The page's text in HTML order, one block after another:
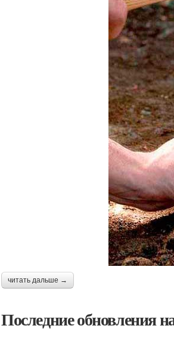
читать дальше →
Последние обновления